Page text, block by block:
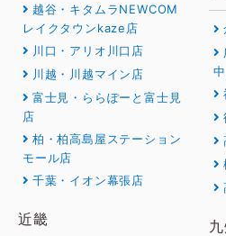
越谷・キタムラNEWCOM
レイクタウンkaze店
川口・アリオ川口店
川越・川越マイン店
富士見・ららぽーと富士見
店
柏・柏高島屋ステーション
モール店
千葉・イオン幕張店
近畿